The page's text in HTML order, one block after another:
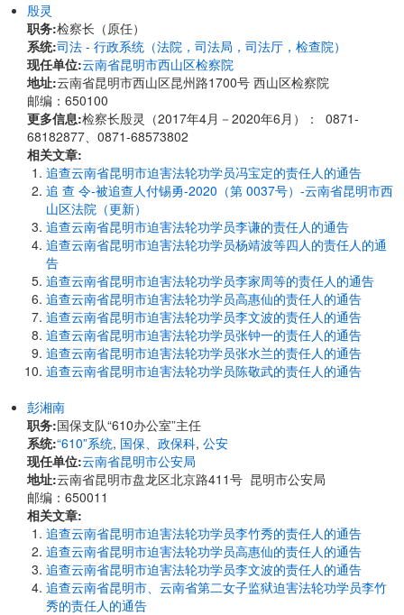
殷灵
职务:检察长（原任）
系统:司法 - 行政系统（法院，司法局，司法厅，检查院）
现任单位:云南省昆明市西山区检察院
地址:云南省昆明市西山区昆州路1700号 西山区检察院
邮编：650100
更多信息:检察长殷灵（2017年4月－2020年6月）： 0871-
68182877、0871-68573802
相关文章:
追查云南省昆明市迫害法轮功学员冯宝定的责任人的通告
追 查 令-被追查人付锡勇-2020（第 0037号）-云南省昆明市西
山区法院（更新）
追查云南省昆明市迫害法轮功学员李谦的责任人的通告
追查云南省昆明市迫害法轮功学员杨靖波等四人的责任人的通
告
追查云南省昆明市迫害法轮功学员李家周等的责任人的通告
追查云南省昆明市迫害法轮功学员高惠仙的责任人的通告
追查云南省昆明市迫害法轮功学员李文波的责任人的通告
追查云南省昆明市迫害法轮功学员张钟一的责任人的通告
追查云南省昆明市迫害法轮功学员张水兰的责任人的通告
追查云南省昆明市迫害法轮功学员陈敬武的责任人的通告
彭湘南
职务:国保支队“610办公室”主任
系统:“610”系统, 国保、政保科, 公安
现任单位:云南省昆明市公安局
地址:云南省昆明市盘龙区北京路411号 昆明市公安局
邮编：650011
相关文章:
追查云南省昆明市迫害法轮功学员李竹秀的责任人的通告
追查云南省昆明市迫害法轮功学员高惠仙的责任人的通告
追查云南省昆明市迫害法轮功学员李文波的责任人的通告
追查云南省昆明市、云南省第二女子监狱迫害法轮功学员李竹
秀的责任人的通告